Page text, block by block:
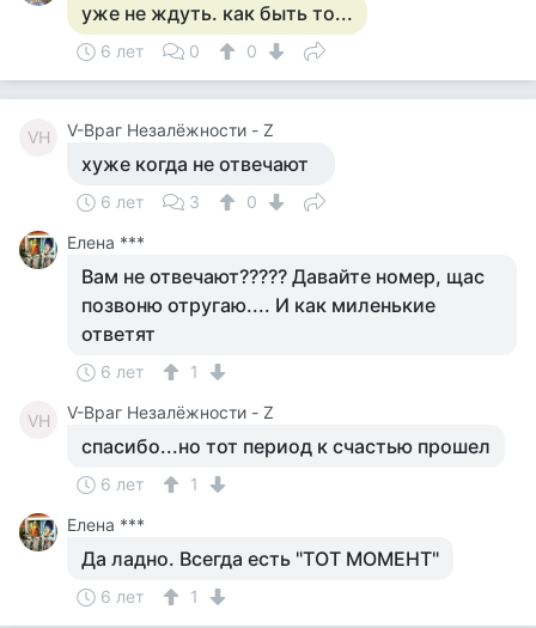
уже не ждуть. как быть то...
6 лет 0 0
VН V-Враг Незалёжности - Z
хуже когда не отвечают
6 лет 3
0
Елена ***
Вам не отвечают????? Давайте номер, щас
позвоню отругаю.... И как миленькие
ответят
6 лет 1
VН V-Враг Незалёжности - Z
спасибо...но тот период к счастью прошел
6 лет
1
Елена ***
Да ладно. Всегда есть "ТОТ МОМЕНТ"
6 лет 1